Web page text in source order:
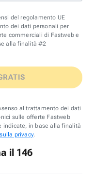
del regolamento UE
dei dati personali per
commerciali di Fastweb e
alla finalità #2
al trattamento dei dati
sulle offerte Fastweb
indicate, in base alla finalità
privacy.
il 146